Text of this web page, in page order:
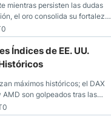
mientras persisten las dudas
el oro consolida su fortaleza
desde Estados
Índices de EE. UU.
máximos históricos; el DAX
son golpeados tras las
debajo de los $80 con nuevas
estabilizarse frente al